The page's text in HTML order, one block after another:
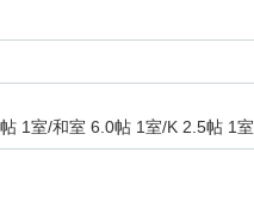
1室/和室 6.0帖 1室/K 2.5帖 1室